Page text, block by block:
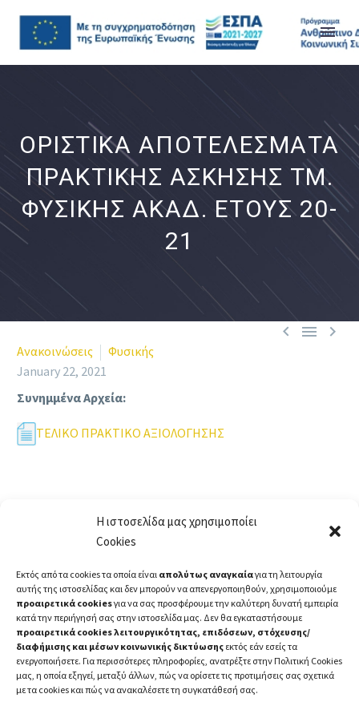
Η ιστοσελίδα μας χρησιμοποίει
Cookies
Εκτός από τα cookies τα οποία είναι απολύτως αναγκαίαγια τη λειτουργία
αυτής της ιστοσελίδας και δεν μπορούν να απενεργοποιηθούν, χρησιμοποιούμε
προαιρετικά cookiesγια να σας προσφέρουμε την καλύτερη δυνατή εμπειρία
κατά την περιήγησή σας στην ιστοσελίδα μας. Δεν θα εγκαταστήσουμε
προαιρετικά cookies λειτουργικότητας, επιδόσεων, στόχευσης/
διαφήμισης και μέσων κοινωνικής δικτύωσης εκτός εάν εσείς τα
ενεργοποιήσετε. Για περισσότερες πληροφορίες, ανατρέξτε στην Πολιτική Cookies
μας, η οποία εξηγεί, μεταξύ άλλων, πώς να ορίσετε τις προτιμήσεις σας σχετικά
με τα cookies και πώς να ανακαλέσετε τη συγκατάθεσή σας.
ΟΡΙΣΤΙΚΑ ΑΠΟΤΕΛΕΣΜΑΤΑ
ΠΡΑΚΤΙΚΗΣ ΑΣΚΗΣΗΣ ΤΜ.
ΦΥΣΙΚΗΣ ΑΚΑΔ. ΕΤΟΥΣ 20-
21
  
Ανακοινώσεις
Φυσικής
January 22, 2021
Συνημμένα Αρχεία:
ΤΕΛΙΚΟ ΠΡΑΚΤΙΚΟ ΑΞΙΟΛΟΓΗΣΗΣ